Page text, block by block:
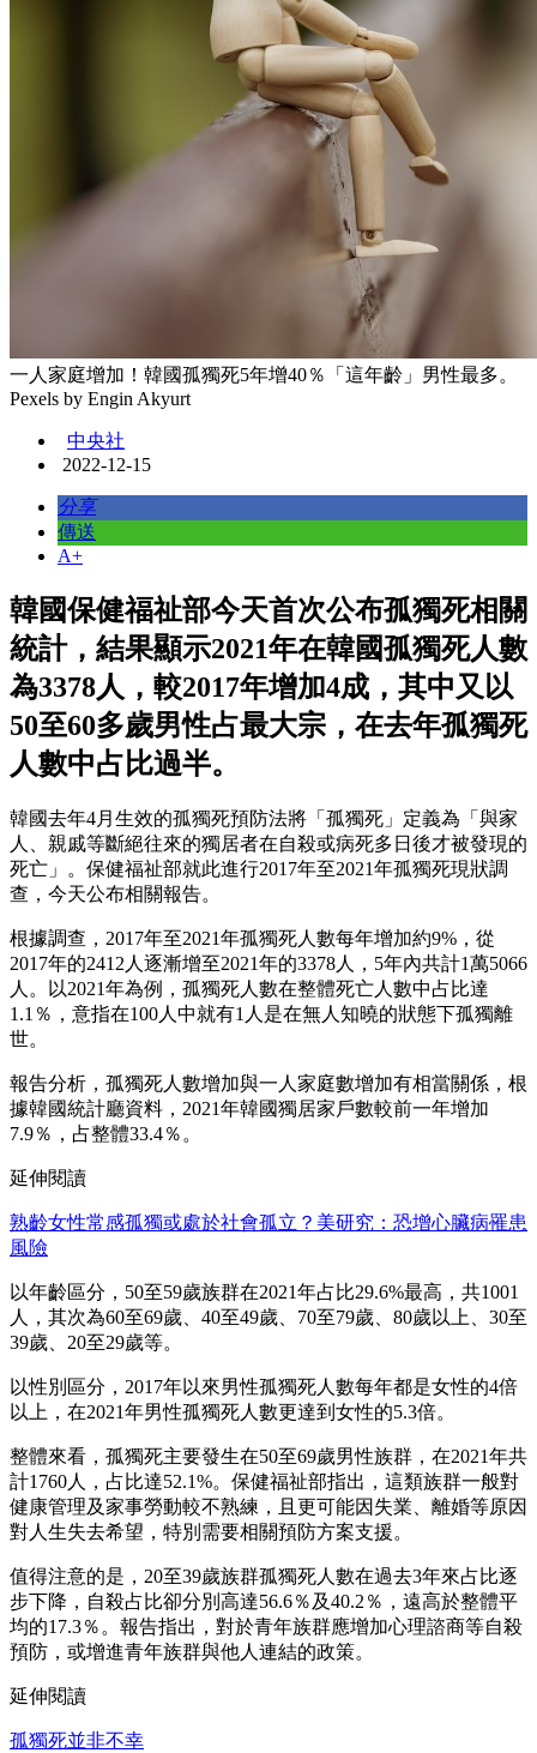
一人家庭增加！韓國孤獨死5年增40％「這年齡」男性最多。
Pexels by Engin Akyurt
中央社
2022-12-15
分享
傳送
A+
韓國保健福祉部今天首次公布孤獨死相關
統計，結果顯示2021年在韓國孤獨死人數
為3378人，較2017年增加4成，其中又以
50至60多歲男性占最大宗，在去年孤獨死
人數中占比過半。
韓國去年4月生效的孤獨死預防法將「孤獨死」定義為「與家
人、親戚等斷絕往來的獨居者在自殺或病死多日後才被發現的
死亡」。保健福祉部就此進行2017年至2021年孤獨死現狀調
查，今天公布相關報告。
根據調查，2017年至2021年孤獨死人數每年增加約9%，從
2017年的2412人逐漸增至2021年的3378人，5年內共計1萬5066
人。以2021年為例，孤獨死人數在整體死亡人數中占比達
1.1％，意指在100人中就有1人是在無人知曉的狀態下孤獨離
世。
報告分析，孤獨死人數增加與一人家庭數增加有相當關係，根
據韓國統計廳資料，2021年韓國獨居家戶數較前一年增加
7.9％，占整體33.4％。
延伸閱讀
熟齡女性常感孤獨或處於社會孤立？美研究：恐增心臟病罹患
風險
以年齡區分，50至59歲族群在2021年占比29.6%最高，共1001
人，其次為60至69歲、40至49歲、70至79歲、80歲以上、30至
39歲、20至29歲等。
以性別區分，2017年以來男性孤獨死人數每年都是女性的4倍
以上，在2021年男性孤獨死人數更達到女性的5.3倍。
整體來看，孤獨死主要發生在50至69歲男性族群，在2021年共
計1760人，占比達52.1%。保健福祉部指出，這類族群一般對
健康管理及家事勞動較不熟練，且更可能因失業、離婚等原因
對人生失去希望，特別需要相關預防方案支援。
值得注意的是，20至39歲族群孤獨死人數在過去3年來占比逐
步下降，自殺占比卻分別高達56.6％及40.2％，遠高於整體平
均的17.3％。報告指出，對於青年族群應增加心理諮商等自殺
預防，或增進青年族群與他人連結的政策。
延伸閱讀
孤獨死並非不幸